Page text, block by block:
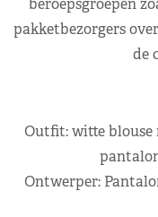
beroepsgroepen
pakketbezorgers
de
Outfit: witte blouse
Ontwerper: